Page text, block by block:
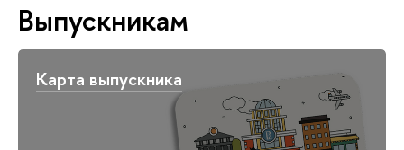
Выпускникам
Карта выпускника